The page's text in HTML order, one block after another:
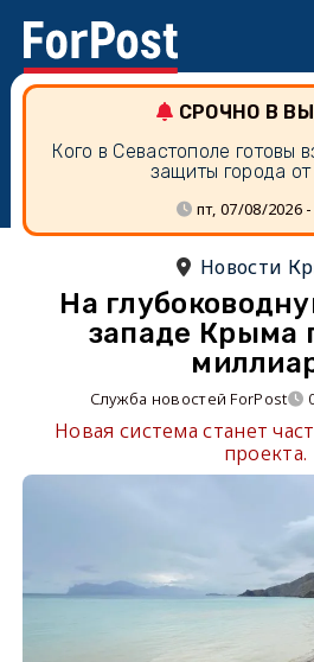
СРОЧНО В
Кого в Севастополе готовы
защиты города
пт, 07/08/2026
Новости
На
западе Крыма
Служба новостей ForPost
Новая система станет
проекта.